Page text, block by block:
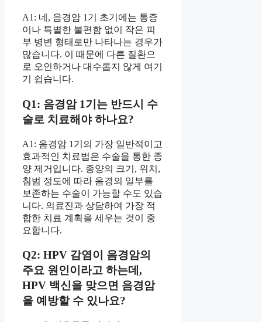
A1: 네, 음경암 1기 초기에는 통증
이나 특별한 불편함 없이 작은 피
부 병변 형태로만 나타나는 경우가
많습니다. 이 때문에 다른 질환으
로 오인하거나 대수롭지 않게 여기
기 쉽습니다.
Q1: 음경암 1기는 반드시 수
술로 치료해야 하나요?
A1: 음경암 1기의 가장 일반적이고
효과적인 치료법은 수술을 통한 종
양 제거입니다. 종양의 크기, 위치,
침범 정도에 따라 음경의 일부를
보존하는 수술이 가능할 수도 있습
니다. 의료진과 상담하여 가장 적
합한 치료 계획을 세우는 것이 중
요합니다.
Q2: HPV 감염이 음경암의
주요 원인이라고 하는데,
HPV 백신을 맞으면 음경암
을 예방할 수 있나요?